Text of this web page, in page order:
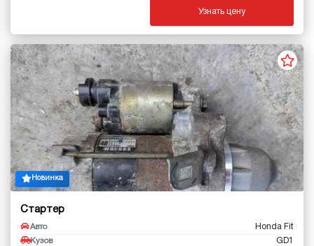
Узнать цену
Новинка
Стартер
Авто Honda Fit
Кузов GD1